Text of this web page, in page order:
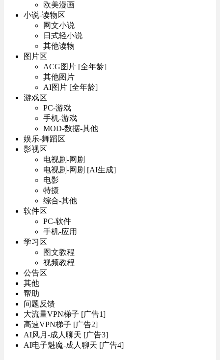
欧美漫画
小说-读物区
网文小说
日式轻小说
其他读物
图片区
ACG图片 [全年龄]
其他图片
AI图片 [全年龄]
游戏区
PC-游戏
手机-游戏
MOD-数据-其他
娱乐-舞蹈区
影视区
电视剧-网剧
电视剧-网剧 [AI生成]
电影
特摄
综合-其他
软件区
PC-软件
手机-应用
学习区
图文教程
视频教程
公告区
其他
帮助
问题反馈
大流量VPN梯子 [广告1]
高速VPN梯子 [广告2]
AI风月-成人聊天 [广告3]
AI电子魅魔-成人聊天 [广告4]